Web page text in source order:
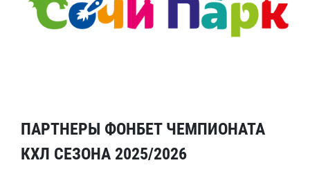
ПАРТНЕРЫ ФОНБЕТ ЧЕМПИОНАТА
КХЛ СЕЗОНА 2025/2026